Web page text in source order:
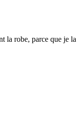
la robe, parce que je la